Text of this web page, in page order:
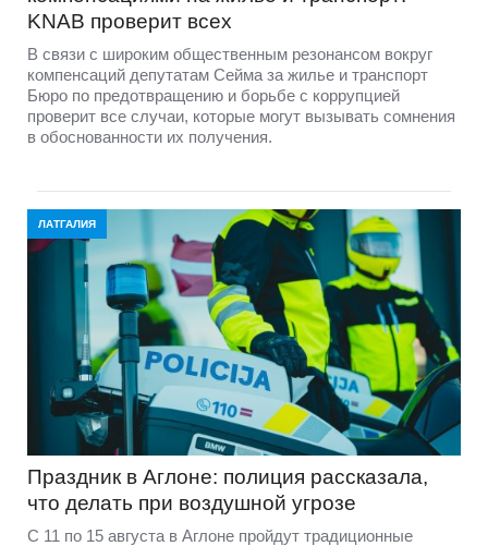
KNAB проверит всех
В связи с широким общественным резонансом вокруг
компенсаций депутатам Сейма за жилье и транспорт
Бюро по предотвращению и борьбе с коррупцией
проверит все случаи, которые могут вызывать сомнения
в обоснованности их получения.
ЛАТГАЛИЯ
Праздник в Аглоне: полиция рассказала,
что делать при воздушной угрозе
С 11 по 15 августа в Аглоне пройдут традиционные